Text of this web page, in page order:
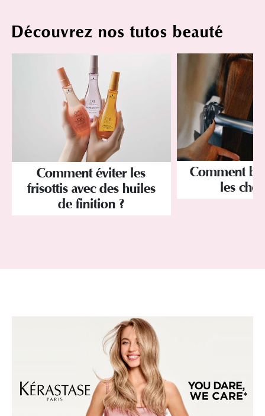
Découvrez nos tutos beauté
Comment éviter les
frisottis avec des huiles
de finition ?
Comment
les